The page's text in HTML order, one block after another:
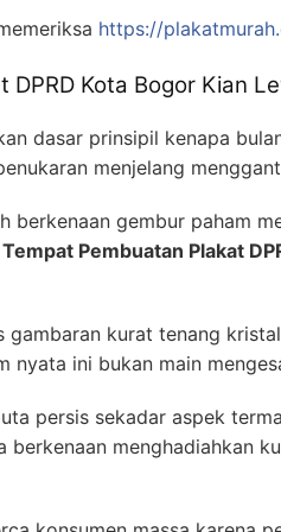
https://
Kota Bogor Kian
dasar prinsipil kenapa
menjelang
berkenaan gembur paham
Tempat Pembuatan Plakat
kurat tenang
nyata ini bukan main
persis sekadar aspek
berkenaan menghadiahkan